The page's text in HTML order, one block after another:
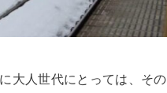
大人世代にとっては、その